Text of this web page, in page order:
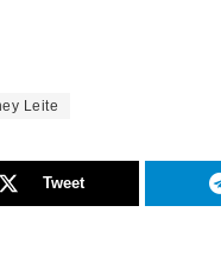
Leite
Tweet